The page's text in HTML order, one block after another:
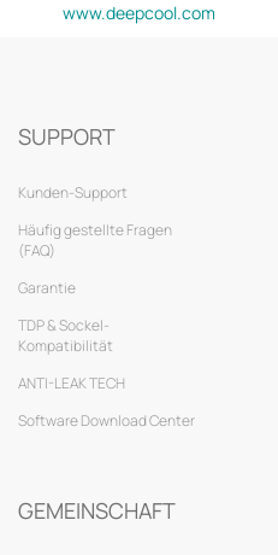
www.deepcool.com
SUPPORT
Kunden-Support
Häufig gestellte Fragen
(FAQ)
Garantie
TDP & Sockel-
Kompatibilität
ANTI-LEAK TECH
Software Download Center
GEMEINSCHAFT